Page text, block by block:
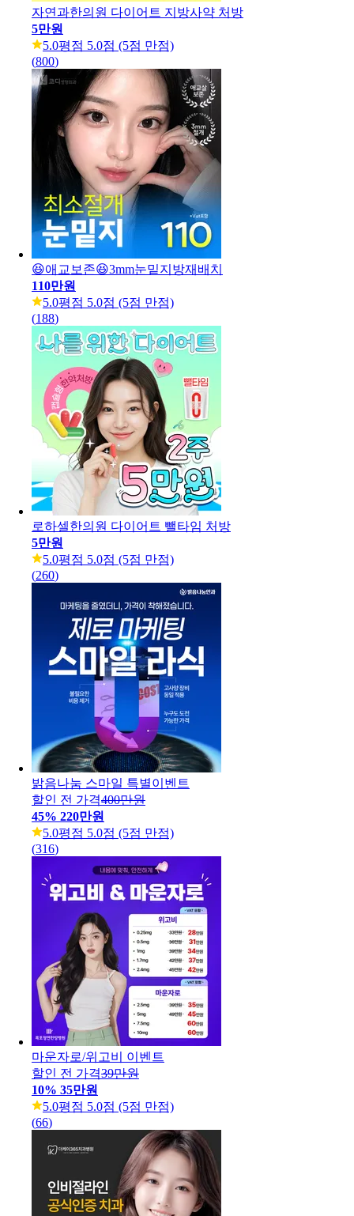
자연과한의원 다이어트 지방사약 처방
5만원
5.0평점 5.0점 (5점 만점)
(800)
😆애교보존😆3mm눈밑지방재배치
110만원
5.0평점 5.0점 (5점 만점)
(188)
로하셀한의원 다이어트 뺄타임 처방
5만원
5.0평점 5.0점 (5점 만점)
(260)
밝음나눔 스마일 특별이벤트
할인 전 가격400만원
45% 220만원
5.0평점 5.0점 (5점 만점)
(316)
마운자로/위고비 이벤트
할인 전 가격39만원
10% 35만원
5.0평점 5.0점 (5점 만점)
(66)